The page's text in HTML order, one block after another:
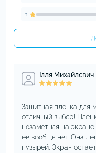
1
+
Ілля Михайлович
Защитная пленка для
отличный выбор!
незаметная на
ее вообще нет. Она
пузырей. Экран